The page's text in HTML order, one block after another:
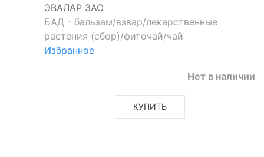
ЭВАЛАР ЗАО
БАД - бальзам/взвар/лекарственные
растения (сбор)/фиточай/чай
Избранное
Нет в наличии
КУПИТЬ